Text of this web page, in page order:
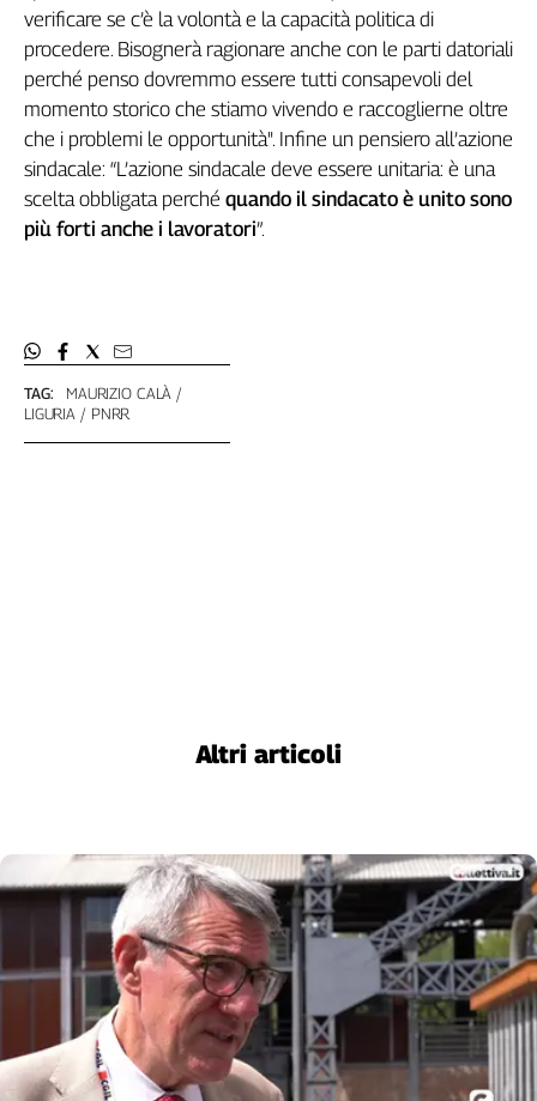
TAG:
MAURIZIO CALÀ
LIGURIA
PNRR
verificare se c’è la volontà e la capacità politica di
procedere. Bisognerà ragionare anche con le parti datoriali
perché penso dovremmo essere tutti consapevoli del
momento storico che stiamo vivendo e raccoglierne oltre
che i problemi le opportunità". Infine un pensiero all’azione
sindacale: “L’azione sindacale deve essere unitaria: è una
scelta obbligata perché quando il sindacato è unito sono
più forti anche i lavoratori”.
Altri articoli